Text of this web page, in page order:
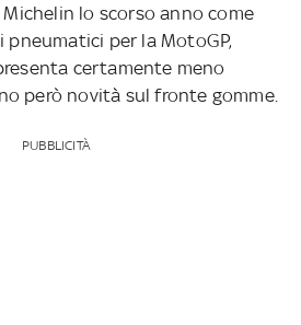
lo scorso anno come
per la MotoGP,
certamente meno
però novità sul fronte gomme.
PUBBLICITÀ